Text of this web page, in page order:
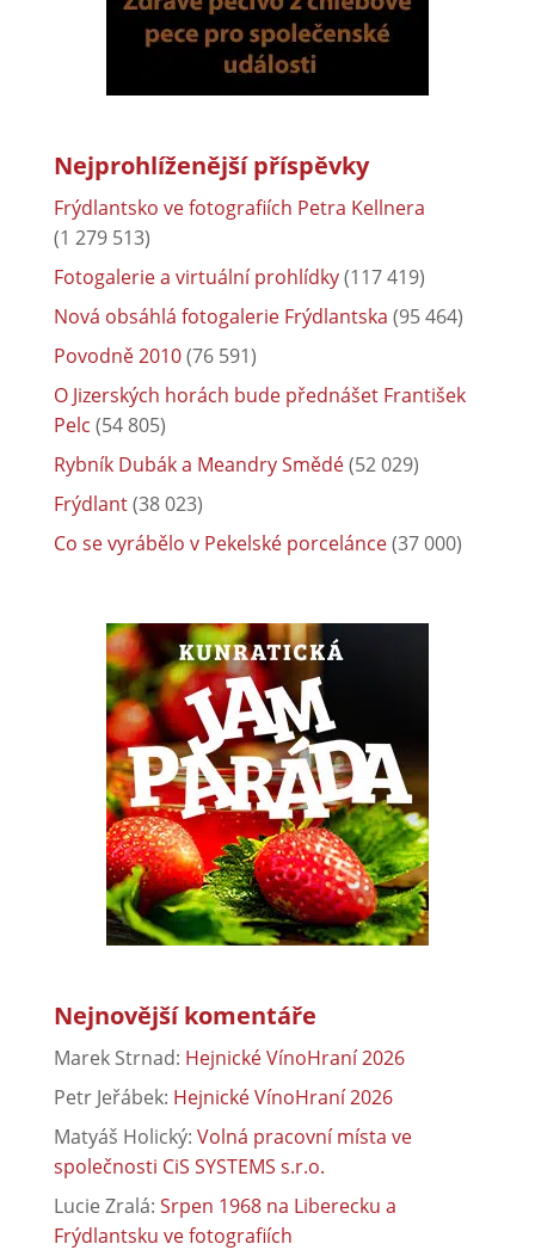
Nejprohlíženější příspěvky
Frýdlantsko ve fotografiích Petra Kellnera
(1 279 513)
Fotogalerie a virtuální prohlídky(117 419)
Nová obsáhlá fotogalerie Frýdlantska (95 464)
Povodně 2010(76 591)
O Jizerských horách bude přednášet František
Pelc (54 805)
Rybník Dubák a Meandry Smědé(52 029)
Frýdlant(38 023)
Co se vyrábělo v Pekelské porcelánce(37 000)
Nejnovější komentáře
Marek Strnad: Hejnické VínoHraní 2026
Petr Jeřábek: Hejnické VínoHraní 2026
Matyáš Holický: Volná pracovní místa ve
společnosti CiS SYSTEMS s.r.o.
Lucie Zralá: Srpen 1968 na Liberecku a
Frýdlantsku ve fotografiích